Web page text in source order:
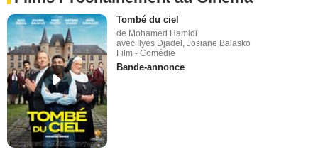
Tombé du ciel
de Mohamed Hamidi
avec Ilyes Djadel, Josiane Balasko
Film - Comédie
Bande-annonce